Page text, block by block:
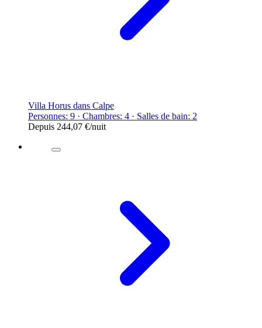
Villa Horus dans Calpe
Personnes: 9 · Chambres: 4 · Salles de bain: 2
Depuis 244,07 €/nuit